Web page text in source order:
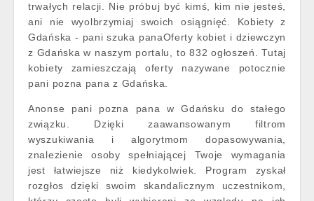
trwałych relacji. Nie próbuj być kimś, kim nie jesteś,
ani nie wyolbrzymiaj swoich osiągnięć. Kobiety z
Gdańska - pani szuka panaOferty kobiet i dziewczyn
z Gdańska w naszym portalu, to 832 ogłoszeń. Tutaj
kobiety zamieszczają oferty nazywane potocznie
pani pozna pana z Gdańska.
Anonse pani pozna pana w Gdańsku do stałego
związku. Dzięki zaawansowanym filtrom
wyszukiwania i algorytmom dopasowywania,
znalezienie osoby spełniającej Twoje wymagania
jest łatwiejsze niż kiedykolwiek. Program zyskał
rozgłos dzięki swoim skandalicznym uczestnikom,